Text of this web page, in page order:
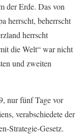
der Erde. Das von
herrscht, beherrscht
herrscht
die Welt“ war nicht
und zweiten
nur fünf Tage vor
verabschiedete der
Strategie-Gesetz.